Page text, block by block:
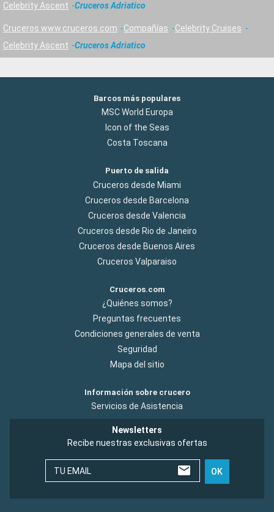
Celebrity Ascent
Cruceros Adriatico
Cruceros www.cruceros.com Compañías
Celebrity Cruises
Celebrity Ascent
Cruceros Adriatico
Barcos más populares
MSC World Europa
Icon of the Seas
Costa Toscana
Puerto de salida
Cruceros desde Miami
Cruceros desde Barcelona
Cruceros desde Valencia
Cruceros desde Rio de Janeiro
Cruceros desde Buenos Aires
Cruceros Valparaiso
Cruceros.com
¿Quiénes somos?
Preguntas frecuentes
Condiciones generales de venta
Seguridad
Mapa del sitio
Información sobre crucero
Servicios de Asistencia
Newsletters
Recibe nuestras exclusivas ofertas
TU EMAIL OK